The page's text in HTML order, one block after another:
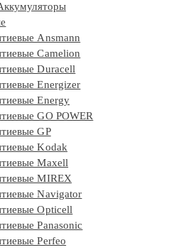
Ansmann
Camelion
Duracell
Energizer
Energy
GO POWER
GP
Kodak
Maxell
MIREX
Navigator
Opticell
Panasonic
Perfeo